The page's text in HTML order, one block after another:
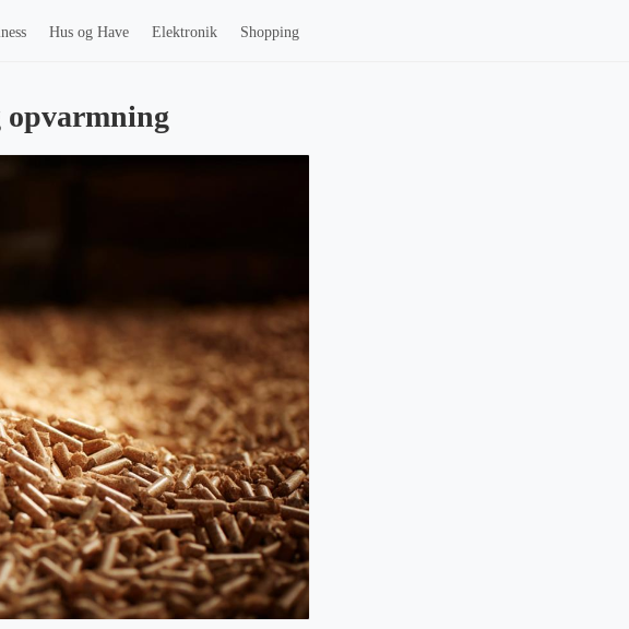
Hus og Have Elektronik Shopping